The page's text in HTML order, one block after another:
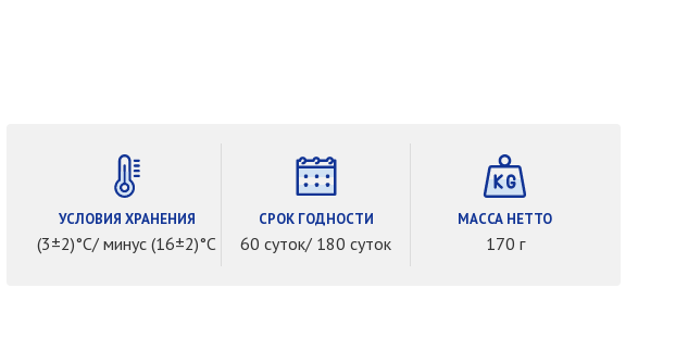
УСЛОВИЯ ХРАНЕНИЯ
(3±2)°С/ минус (16±2)°С
СРОК ГОДНОСТИ
60 суток/ 180 суток
МАССА НЕТТО
170 г